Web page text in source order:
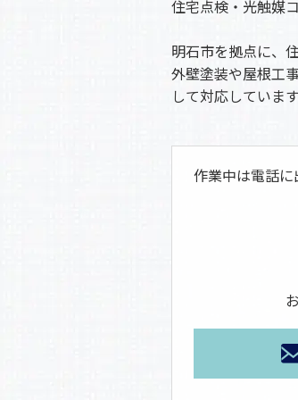
住宅点検・光触媒
明石市を拠点に、
外壁塗装や屋根工
して対応しています
作業中は電話